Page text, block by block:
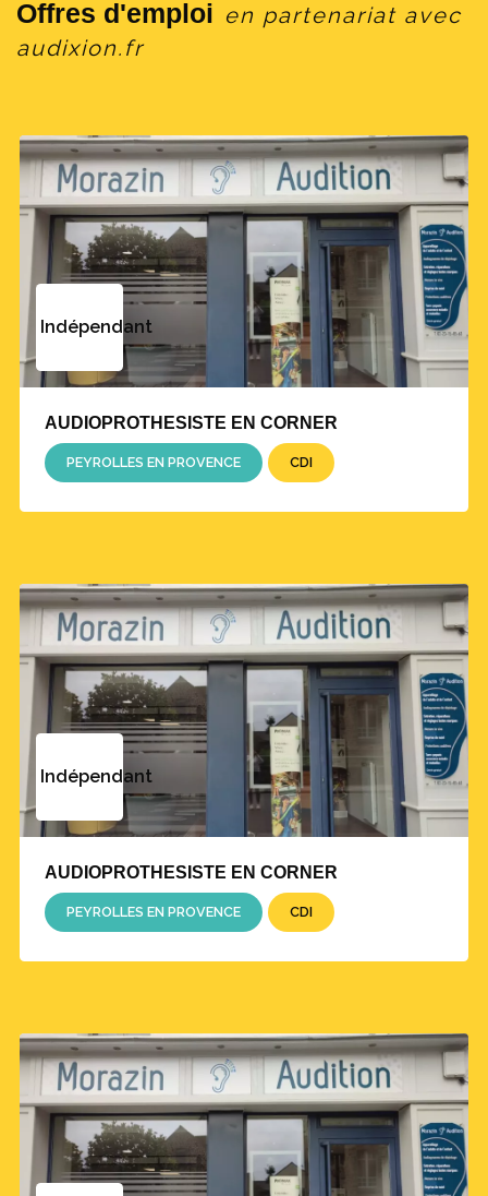
Offres d'emploi en partenariat avec
audixion.fr
Indépendant
AUDIOPROTHESISTE EN CORNER
PEYROLLES EN PROVENCE CDI
Indépendant
AUDIOPROTHESISTE EN CORNER
PEYROLLES EN PROVENCE CDI